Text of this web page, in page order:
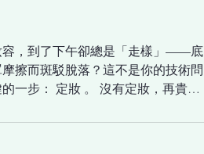
容，到了下午卻總是「走樣」——底
擦而斑駁脫落？這不是你的技術問
一步： 定妝 。 沒有定妝，再貴的
「鎖住」妝容的 定妝神器 。 選對
想要妝容持久不脫落，底妝的選擇